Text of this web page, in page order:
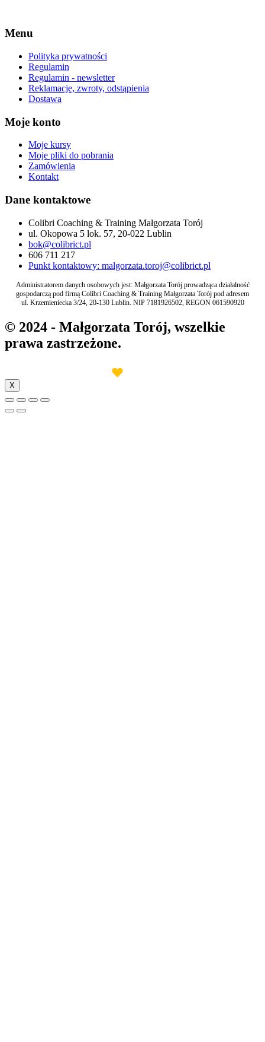
Menu
Polityka prywatności
Regulamin
Regulamin - newsletter
Reklamacje, zwroty, odstąpienia
Dostawa
Moje konto
Moje kursy
Moje pliki do pobrania
Zamówienia
Kontakt
Dane kontaktowe
Colibri Coaching & Training Małgorzata Torój
ul. Okopowa 5 lok. 57, 20-022 Lublin
bok@colibrict.pl
606 711 217
Punkt kontaktowy: malgorzata.toroj@colibrict.pl
Administratorem danych osobowych jest: Małgorzata Torój prowadząca działalność
gospodarczą pod firmą Colibri Coaching & Training Małgorzata Torój pod adresem
ul. Krzemieniecka 3/24, 20-130 Lublin. NIP 7181926502, REGON 061590920
© 2024 - Małgorzata Torój, wszelkie
prawa zastrzeżone.
♥︎
X